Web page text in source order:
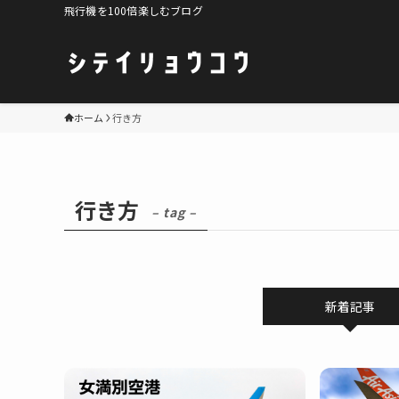
飛行機を100倍楽しむブログ
ホーム 行き方
行き方 – tag –
新着記事